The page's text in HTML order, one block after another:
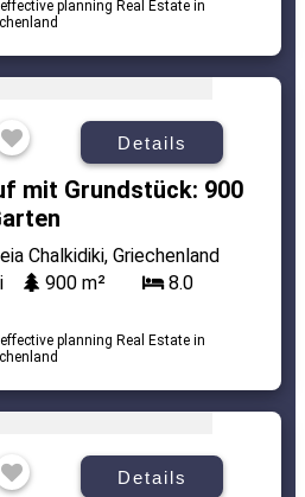
planning Real Estate in
Details
mit Grundstück: 900
Chalkidiki, Griechenland
900 m²
8.0
planning Real Estate in
Details